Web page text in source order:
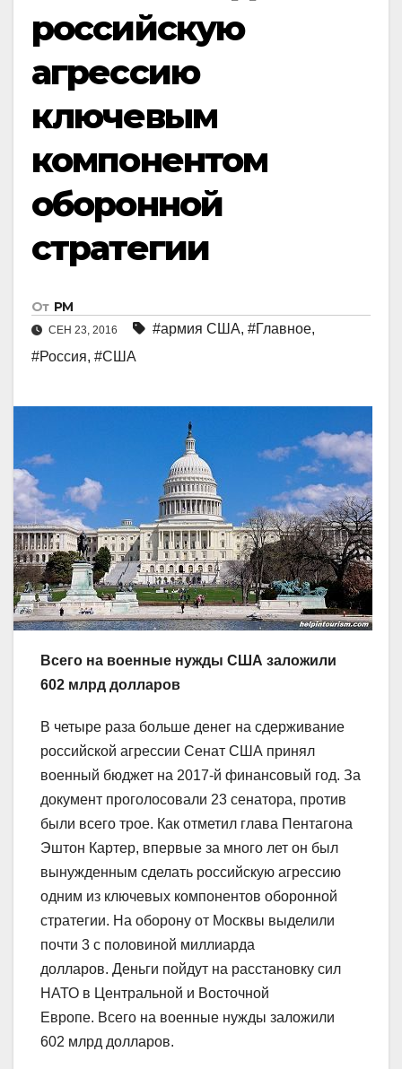
российскую
агрессию
ключевым
компонентом
оборонной
стратегии
От РМ
СЕН 23, 2016 #армия США, #Главное,
#Россия, #США
Всего на военные нужды США заложили
602 млрд долларов
В четыре раза больше денег на сдерживание
российской агрессии Сенат США принял
военный бюджет на 2017-й финансовый год. За
документ проголоcовали 23 сенатора, против
были всего трое. Как отметил глава Пентагона
Эштон Картер, впервые за много лет он был
вынужденным сделать российскую агрессию
одним из ключевых компонентов оборонной
стратегии. На оборону от Москвы выделили
почти 3 с половиной миллиарда
долларов. Деньги пойдут на расстановку сил
НАТО в Центральной и Восточной
Европе. Всего на военные нужды заложили
602 млрд долларов.